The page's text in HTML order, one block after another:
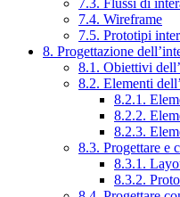
7.4. Wireframe
7.5. Prototipi
8. Progettazione
8.1. Obiettivi
8.2. Elementi
8.2.1.
8.2.2.
8.2.3.
8.3. Progettare e
8.3.1.
8.3.2.